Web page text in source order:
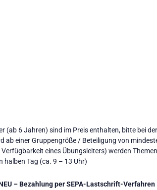
(ab 6 Jahren) sind im Preis enthalten, bitte bei
ab einer Gruppengröße / Beteiligung von
eines Übungsleiters) werden
halben Tag (ca. 9 – 13 Uhr)
– Bezahlung per SEPA-Lastschrift-Verfahren